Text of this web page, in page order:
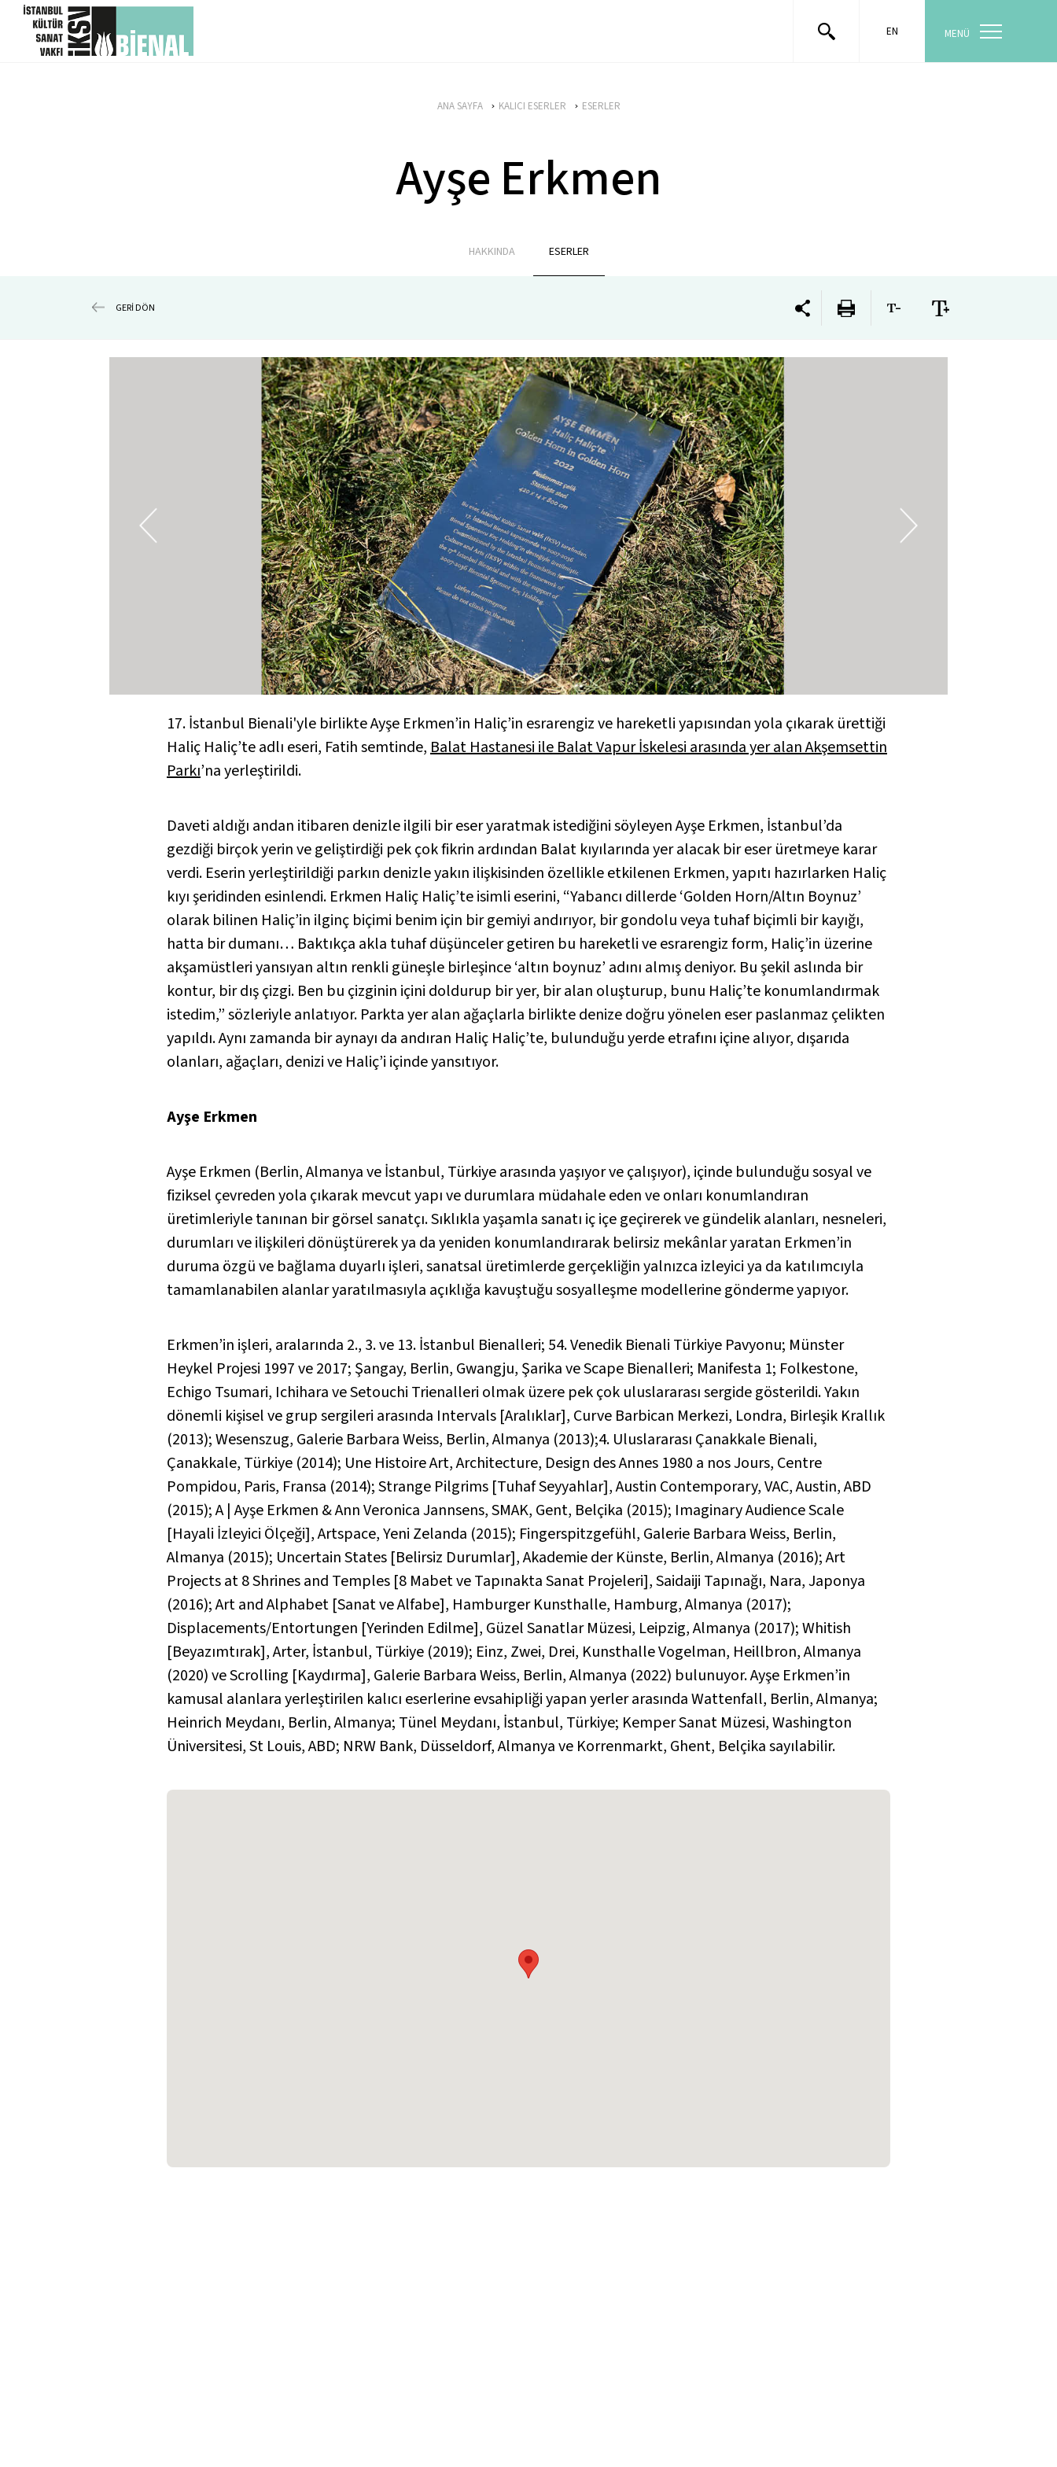
skip content
EN MENÜ
ANA SAYFA KALICI ESERLER ESERLER
Ayşe Erkmen
HAKKINDA ESERLER
GERİ DÖN
17. İstanbul Bienali'yle birlikte Ayşe Erkmen’in Haliç’in esrarengiz ve hareketli yapısından yola çıkarak ürettiği
Haliç Haliç’teadlı eseri, Fatih semtinde,Balat Hastanesi ile Balat Vapur İskelesi arasında yer alan Akşemsettin
Parkı’na yerleştirildi.
Daveti aldığı andan itibaren denizle ilgili bir eser yaratmak istediğini söyleyen Ayşe Erkmen, İstanbul’da
gezdiği birçok yerin ve geliştirdiği pek çok fikrin ardından Balat kıyılarında yer alacak bir eser üretmeye karar
verdi. Eserin yerleştirildiği parkın denizle yakın ilişkisinden özellikle etkilenen Erkmen, yapıtı hazırlarken Haliç
kıyı şeridinden esinlendi. Erkmen Haliç Haliç’teisimli eserini, “Yabancı dillerde ‘Golden Horn/Altın Boynuz’
olarak bilinen Haliç’in ilginç biçimi benim için bir gemiyi andırıyor, bir gondolu veya tuhaf biçimli bir kayığı,
hatta bir dumanı… Baktıkça akla tuhaf düşünceler getiren bu hareketli ve esrarengiz form, Haliç’in üzerine
akşamüstleri yansıyan altın renkli güneşle birleşince ‘altın boynuz’ adını almış deniyor. Bu şekil aslında bir
kontur, bir dış çizgi. Ben bu çizginin içini doldurup bir yer, bir alan oluşturup, bunu Haliç’te konumlandırmak
istedim,” sözleriyle anlatıyor. Parkta yer alan ağaçlarla birlikte denize doğru yönelen eser paslanmaz çelikten
yapıldı. Aynı zamanda bir aynayı da andıran Haliç Haliç’te, bulunduğu yerde etrafını içine alıyor, dışarıda
olanları, ağaçları, denizi ve Haliç’i içinde yansıtıyor.
Ayşe Erkmen
Ayşe Erkmen (Berlin, Almanya ve İstanbul, Türkiye arasında yaşıyor ve çalışıyor), içinde bulunduğu sosyal ve
fiziksel çevreden yola çıkarak mevcut yapı ve durumlara müdahale eden ve onları konumlandıran
üretimleriyle tanınan bir görsel sanatçı. Sıklıkla yaşamla sanatı iç içe geçirerek ve gündelik alanları, nesneleri,
durumları ve ilişkileri dönüştürerek ya da yeniden konumlandırarak belirsiz mekânlar yaratan Erkmen’in
duruma özgü ve bağlama duyarlı işleri, sanatsal üretimlerde gerçekliğin yalnızca izleyici ya da katılımcıyla
tamamlanabilen alanlar yaratılmasıyla açıklığa kavuştuğu sosyalleşme modellerine gönderme yapıyor.
Erkmen’in işleri, aralarında 2., 3. ve 13. İstanbul Bienalleri; 54. Venedik Bienali Türkiye Pavyonu; Münster
Heykel Projesi 1997 ve 2017; Şangay, Berlin, Gwangju, Şarika ve Scape Bienalleri; Manifesta 1; Folkestone,
Echigo Tsumari, Ichihara ve Setouchi Trienalleri olmak üzere pek çok uluslararası sergide gösterildi. Yakın
dönemli kişisel ve grup sergileri arasında Intervals [Aralıklar], Curve Barbican Merkezi, Londra, Birleşik Krallık
(2013);Wesenszug, Galerie Barbara Weiss, Berlin, Almanya (2013);4. Uluslararası Çanakkale Bienali,
Çanakkale, Türkiye (2014); Une Histoire Art, Architecture, Design des Annes 1980 a nos Jours, Centre
Pompidou, Paris, Fransa (2014);Strange Pilgrims [Tuhaf Seyyahlar], Austin Contemporary, VAC, Austin, ABD
(2015);A | Ayşe Erkmen & Ann Veronica Jannsens, SMAK, Gent, Belçika (2015); Imaginary Audience Scale
[Hayali İzleyici Ölçeği], Artspace, Yeni Zelanda (2015); Fingerspitzgefühl, Galerie Barbara Weiss, Berlin,
Almanya (2015); Uncertain States [Belirsiz Durumlar], Akademie der Künste, Berlin, Almanya (2016);Art
Projects at 8 Shrines and Temples [8 Mabet ve Tapınakta Sanat Projeleri], Saidaiji Tapınağı, Nara, Japonya
(2016);Art and Alphabet [Sanat ve Alfabe], Hamburger Kunsthalle, Hamburg, Almanya (2017);
Displacements/Entortungen [Yerinden Edilme], Güzel Sanatlar Müzesi, Leipzig, Almanya (2017);Whitish
[Beyazımtırak], Arter, İstanbul, Türkiye (2019); Einz, Zwei, Drei, Kunsthalle Vogelman, Heillbron, Almanya
(2020) veScrolling [Kaydırma], Galerie Barbara Weiss, Berlin, Almanya (2022) bulunuyor. Ayşe Erkmen’in
kamusal alanlara yerleştirilen kalıcı eserlerine evsahipliği yapan yerler arasında Wattenfall, Berlin, Almanya;
Heinrich Meydanı, Berlin, Almanya; Tünel Meydanı, İstanbul, Türkiye; Kemper Sanat Müzesi, Washington
Üniversitesi, St Louis, ABD; NRW Bank, Düsseldorf, Almanya ve Korrenmarkt, Ghent, Belçika sayılabilir.